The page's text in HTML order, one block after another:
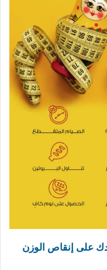
على إنقاص الوزن